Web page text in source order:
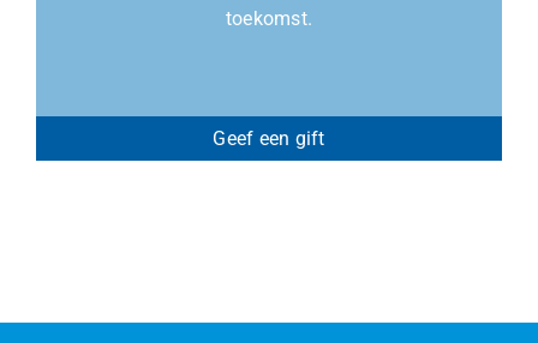
toekomst.
Geef een gift